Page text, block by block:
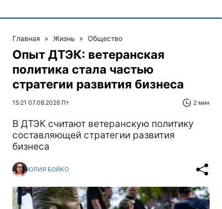
Главная » Жизнь » Общество
Опыт ДТЭК: ветеранская
политика стала частью
стратегии развития бизнеса
15:21 07.08.2026 Пт 2 мин
В ДТЭК считают ветеранскую политику
составляющей стратегии развития
бизнеса
ЮЛИЯ БОЙКО